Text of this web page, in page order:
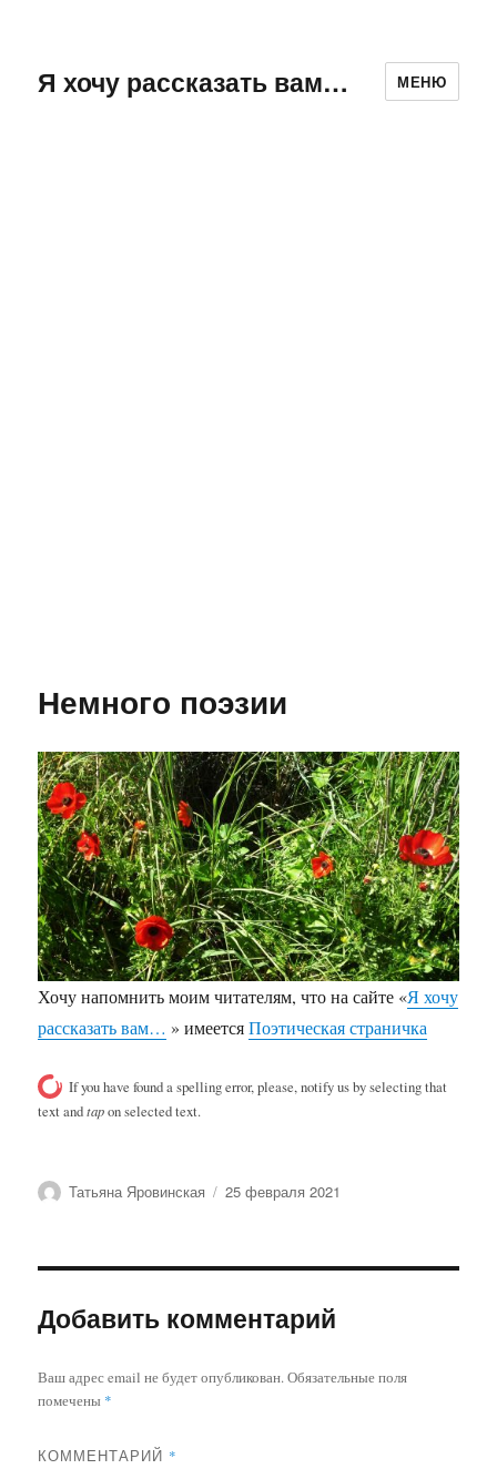
Я хочу рассказать вам… МЕНЮ
Немного поэзии
Хочу напомнить моим читателям, что на сайте «Я хочу
рассказать вам… » имеетсяПоэтическая страничка
If you have found a spelling error, please, notify us by selecting that
text andtapon selected text.
Автор
Татьяна Яровинская Опубликовано
25 февраля 2021
Добавить комментарий
Ваш адрес email не будет опубликован.Обязательные поля
помечены *
КОММЕНТАРИЙ *